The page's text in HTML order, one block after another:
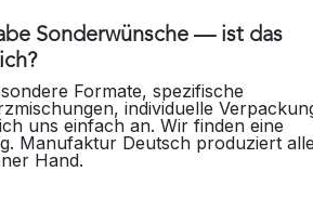
Sonderwünsche — ist das
Formate, spezifische
individuelle
uns einfach an. Wir finden eine
Manufaktur Deutsch produziert
Hand.